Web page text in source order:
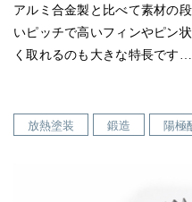
アルミ合金製と比べて素材の
いピッチで高いフィンやピン
く取れるのも大きな特長です…
放熱塗装 鍛造 陽極